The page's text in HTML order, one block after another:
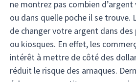
ne montrez pas combien d’argent
ou dans quelle poche il se trouve.
de changer votre argent dans
ou kiosques. En effet, les
intérêt à mettre de côté des
réduit le risque des arnaques.